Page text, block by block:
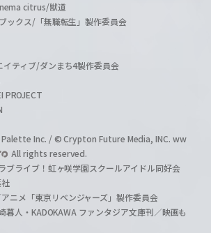
citrus/獣道
ックス/「無職転生」製作委員会
ティブ/ダンまち4製作委員会
PROJECT
Inc. / © Crypton Future Media, INC. ww
All rights reserved.
ライブ！虹ヶ咲学園スクールアイドル同好会
ニメ「東京リベンジャーズ」製作委員会
人・KADOKAWA ファンタジア文庫刊／映画も